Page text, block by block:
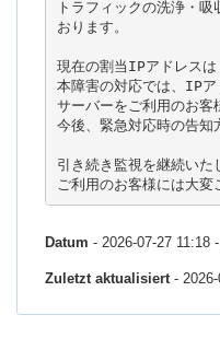
トラフィックの洗浄・
おります。
現在の割当IPアドレス
本障害の対応では、IPア
サーバーをご利用のお客
今後、緊急対応時の告知
引き続き監視を継続いた
ご利用のお客様には大
Datum - 2026-07-27 11:18
Zuletzt aktualisiert- 2026-